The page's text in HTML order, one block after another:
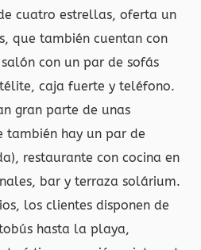
cuatro estrellas, oferta un
que también cuentan con
con un par de sofás
caja fuerte y teléfono.
gran parte de unas
también hay un par de
restaurante con cocina en
bar y terraza solárium.
los clientes disponen de
hasta la playa,